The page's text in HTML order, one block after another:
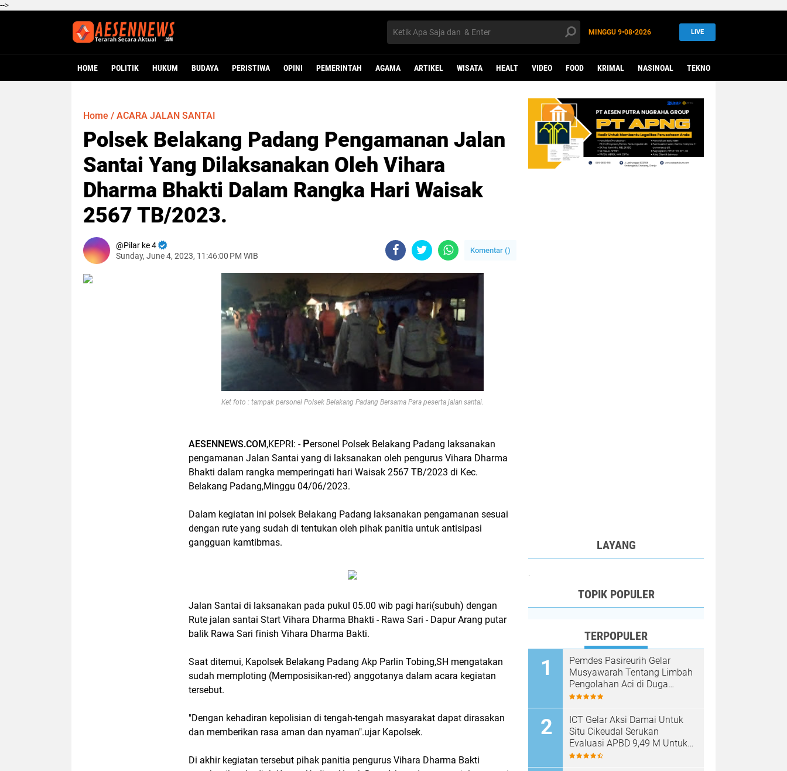
-->
MINGGU 9•08•2026 LIVE
HOME POLITIK HUKUM BUDAYA PERISTIWA OPINI PEMERINTAH AGAMA ARTIKEL WISATA HEALT VIDEO FOOD KRIMAL NASINOAL TEKNO
Home / ACARA JALAN SANTAI
Polsek Belakang Padang Pengamanan Jalan
Santai Yang Dilaksanakan Oleh Vihara
Dharma Bhakti Dalam Rangka Hari Waisak
2567 TB/2023.
Pilar ke 4
Sunday, June 4, 2023, 11:46:00 PM WIB
Komentar ()
Ket foto : tampak personel Polsek Belakang Padang Bersama Para peserta jalan santai.
AESENNEWS.COM,KEPRI: - Personel Polsek Belakang Padang laksanakan
pengamanan Jalan Santai yang di laksanakan oleh pengurus Vihara Dharma
Bhakti dalam rangka memperingati hari Waisak 2567 TB/2023 di Kec.
Belakang Padang,Minggu 04/06/2023.
Dalam kegiatan ini polsek Belakang Padang laksanakan pengamanan sesuai
dengan rute yang sudah di tentukan oleh pihak panitia untuk antisipasi
gangguan kamtibmas.
Jalan Santai di laksanakan pada pukul 05.00 wib pagi hari(subuh) dengan
Rute jalan santai Start Vihara Dharma Bhakti - Rawa Sari - Dapur Arang putar
balik Rawa Sari finish Vihara Dharma Bakti.
Saat ditemui, Kapolsek Belakang Padang Akp Parlin Tobing,SH mengatakan
sudah memploting (Memposisikan-red) anggotanya dalam acara kegiatan
tersebut.
"Dengan kehadiran kepolisian di tengah-tengah masyarakat dapat dirasakan
dan memberikan rasa aman dan nyaman".ujar Kapolsek.
Di akhir kegiatan tersebut pihak panitia pengurus Vihara Dharma Bakti
LAYANG
TOPIK POPULER
TERPOPULER
Pemdes Pasireurih Gelar
Musyawarah Tentang Limbah
Pengolahan Aci di Duga
Cemari Sungai Cisata
Sementara
ICT Gelar Aksi Damai Untuk
Situ Cikeudal Serukan
Evaluasi APBD 9,49 M Untuk
Skala Prioritaskan Kebutuhan